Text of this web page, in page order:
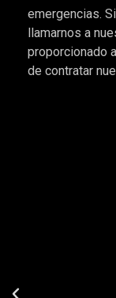
emergencias.
llamarnos a
proporcionado
de contratar